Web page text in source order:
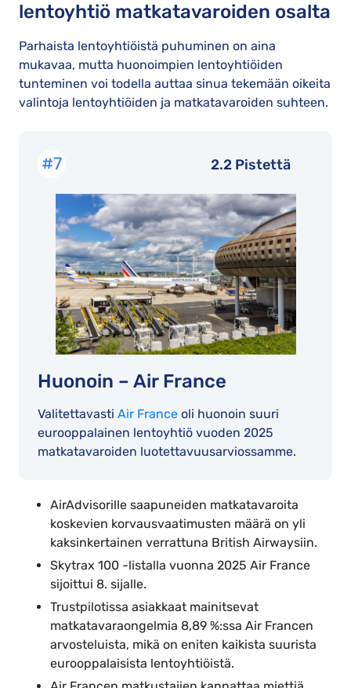
lentoyhtiö matkatavaroiden osalta
Parhaista lentoyhtiöistä puhuminen on aina
mukavaa, mutta huonoimpien lentoyhtiöiden
tunteminen voi todella auttaa sinua tekemään oikeita
valintoja lentoyhtiöiden ja matkatavaroiden suhteen.
#7
Huonoin – Air France
Valitettavasti Air France oli huonoin suuri
eurooppalainen lentoyhtiö vuoden 2025
matkatavaroiden luotettavuusarviossamme.
2.2 Pistettä
AirAdvisorille saapuneiden matkatavaroita
koskevien korvausvaatimusten määrä on yli
kaksinkertainen verrattuna British Airwaysiin.
Skytrax 100 -listalla vuonna 2025 Air France
sijoittui 8. sijalle.
Trustpilotissa asiakkaat mainitsevat
matkatavaraongelmia 8,89 %:ssa Air Francen
arvosteluista, mikä on eniten kaikista suurista
eurooppalaisista lentoyhtiöistä.